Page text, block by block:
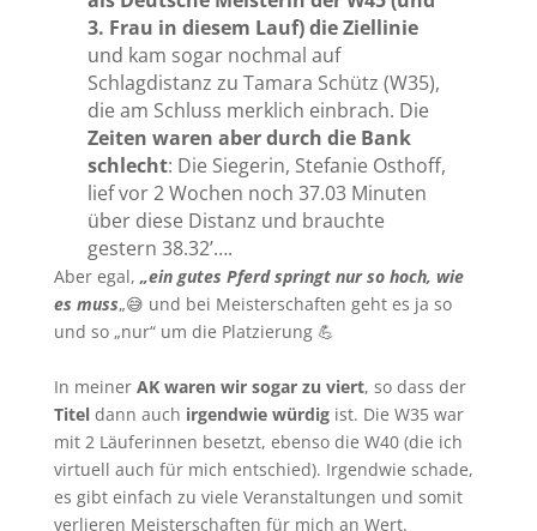
3. Frau in diesem Lauf) die Ziellinie
und kam sogar nochmal auf
Schlagdistanz zu Tamara Schütz (W35),
die am Schluss merklich einbrach. Die
Zeiten waren aber durch die Bank
schlecht: Die Siegerin, Stefanie Osthoff,
lief vor 2 Wochen noch 37.03 Minuten
über diese Distanz und brauchte
gestern 38.32’….
Aber egal, „ein gutes Pferd springt nur so hoch, wie
es muss„😅 und bei Meisterschaften geht es ja so
und so „nur“ um die Platzierung 💪
In meiner AK waren wir sogar zu viert, so dass der
Titel dann auch irgendwie würdigist. Die W35 war
mit 2 Läuferinnen besetzt, ebenso die W40 (die ich
virtuell auch für mich entschied). Irgendwie schade,
es gibt einfach zu viele Veranstaltungen und somit
verlieren Meisterschaften für mich an Wert.